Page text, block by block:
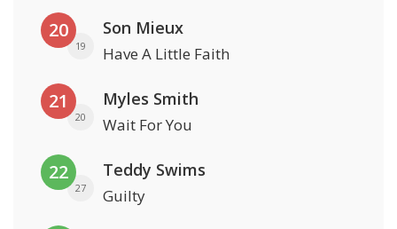
20
19
Son Mieux
Have A Little Faith
21
20
Myles Smith
Wait For You
22
27
Teddy Swims
Guilty